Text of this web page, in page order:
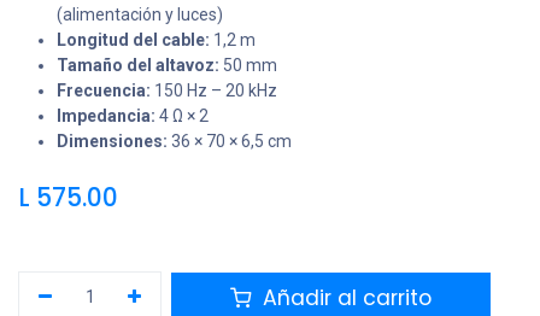
(alimentación y luces)
Longitud del cable: 1,2 m
Tamaño del altavoz: 50 mm
Frecuencia: 150 Hz – 20 kHz
Impedancia: 4 Ω × 2
Dimensiones: 36 × 70 × 6,5 cm
L 575.00
Añadir al carrito